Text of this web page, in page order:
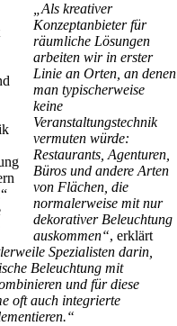
„Als kreativer
Konzeptanbieter für
räumliche Lösungen
arbeiten wir in erster
Linie an Orten, an denen
man typischerweise
keine
Veranstaltungstechnik
vermuten würde:
Restaurants, Agenturen,
Büros und andere Arten
von Flächen, die
normalerweise mit nur
dekorativer Beleuchtung
auskommen“, erklärt
Spezialisten darin,
Beleuchtung mit
und für diese
oft auch integrierte